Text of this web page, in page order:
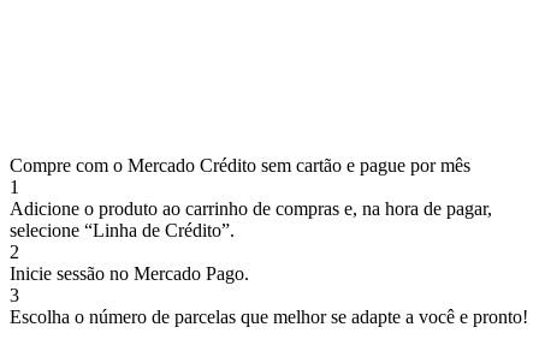
Compre com o Mercado Crédito sem cartão e pague por mês
1
Adicione o produto ao carrinho de compras e, na hora de pagar,
selecione “Linha de Crédito”.
2
Inicie sessão no Mercado Pago.
3
Escolha o número de parcelas que melhor se adapte a você e pronto!